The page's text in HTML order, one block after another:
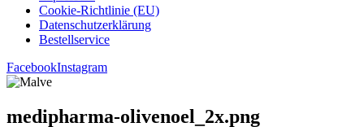
Coo­kie-Rich­t­­li­­nie (EU)
Datenschutz­erklärung
Bestell­ser­vice
FacebookInstagram
medipharma-olivenoel_2x.png